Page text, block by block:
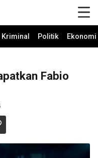
Politik
Fabio